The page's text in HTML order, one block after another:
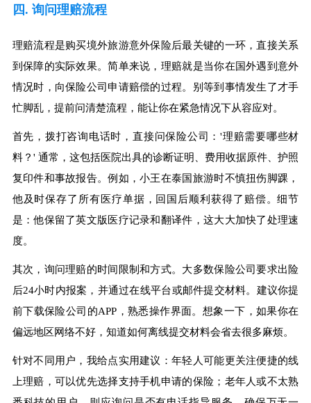
四. 询问理赔流程
理赔流程是购买境外旅游意外保险后最关键的一环，直接关系
到保障的实际效果。简单来说，理赔就是当你在国外遇到意外
情况时，向保险公司申请赔偿的过程。别等到事情发生了才手
忙脚乱，提前问清楚流程，能让你在紧急情况下从容应对。
首先，拨打咨询电话时，直接问保险公司：'理赔需要哪些材
料？' 通常，这包括医院出具的诊断证明、费用收据原件、护照
复印件和事故报告。例如，小王在泰国旅游时不慎扭伤脚踝，
他及时保存了所有医疗单据，回国后顺利获得了赔偿。细节
是：他保留了英文版医疗记录和翻译件，这大大加快了处理速
度。
其次，询问理赔的时间限制和方式。大多数保险公司要求出险
后24小时内报案，并通过在线平台或邮件提交材料。建议你提
前下载保险公司的APP，熟悉操作界面。想象一下，如果你在
偏远地区网络不好，知道如何离线提交材料会省去很多麻烦。
针对不同用户，我给点实用建议：年轻人可能更关注便捷的线
上理赔，可以优先选择支持手机申请的保险；老年人或不太熟